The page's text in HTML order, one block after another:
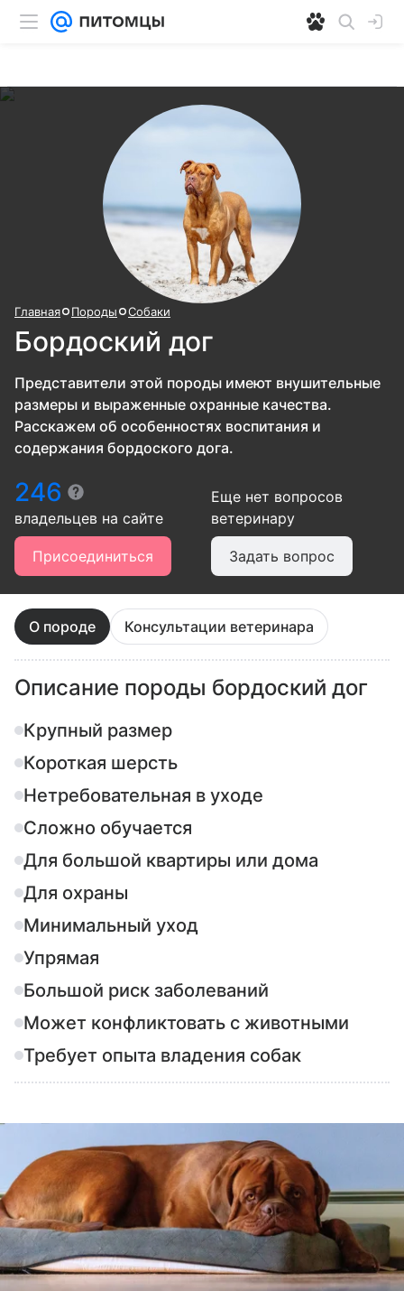
Главная Породы Собаки
Бордоский дог
Представители этой породы имеют внушительные
размеры и выраженные охранные качества.
Расскажем об особенностях воспитания и
содержания бордоского дога.
246
владельцев на сайте
Присоединиться
Еще нет вопросов
ветеринару
Задать вопрос
О породе Консультации ветеринара
Описание породы бордоский дог
Крупный размер
Короткая шерсть
Нетребовательная в уходе
Сложно обучается
Для большой квартиры или дома
Для охраны
Минимальный уход
Упрямая
Большой риск заболеваний
Может конфликтовать с животными
Требует опыта владения собак